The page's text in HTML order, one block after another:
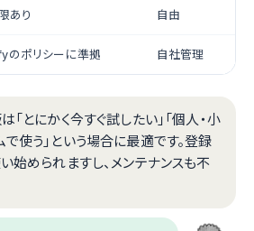
あり 自由
のポリシーに準拠 自社管理
「とにかく今すぐ試したい」「個人・小
使う」という場合に最適です。登録
始められますし、メンテナンスも不